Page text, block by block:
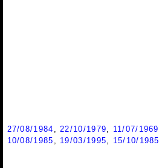
27/08/1984 22/10/1979 11/07/1969
10/08/1985
19/03/1995
15/10/1985